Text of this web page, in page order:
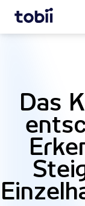
Startseite
Das